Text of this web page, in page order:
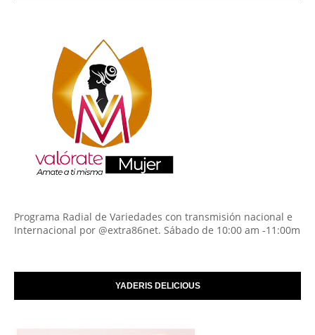
Programa Radial de Variedades con transmisión nacional e
Internacional por @extra86net. Sábado de 10:00 am -11:00m
YADERIS DELICIOUS